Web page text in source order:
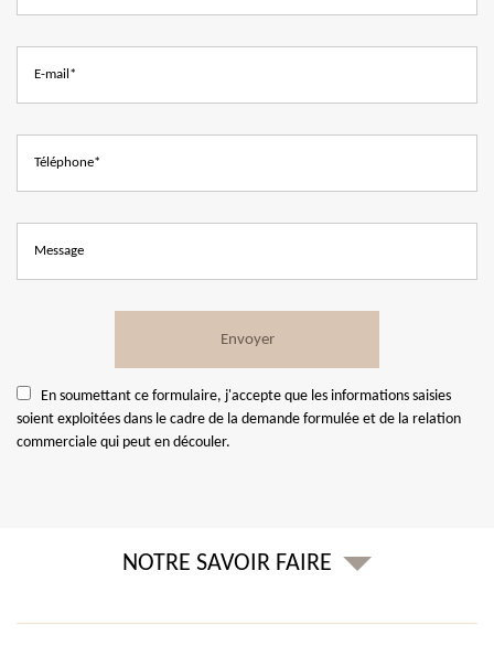
En soumettant ce formulaire, j'accepte que les informations saisies
soient exploitées dans le cadre de la demande formulée et de la relation
commerciale qui peut en découler.
NOTRE SAVOIR FAIRE